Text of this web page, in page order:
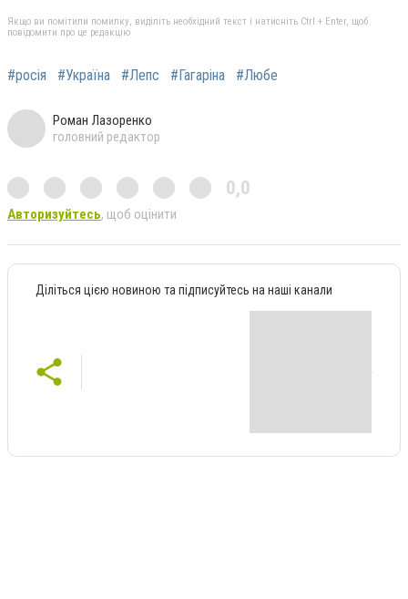
Якщо ви помітили помилку, виділіть необхідний текст і натисніть Ctrl + Enter, щоб
повідомити про це редакцію
#росія #Україна #Лепс #Гагаріна #Любе
Роман Лазоренко
головний редактор
0,0
Авторизуйтесь, щоб оцінити
Діліться цією новиною та підписуйтесь на наші канали